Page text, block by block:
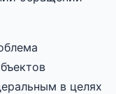
в целях